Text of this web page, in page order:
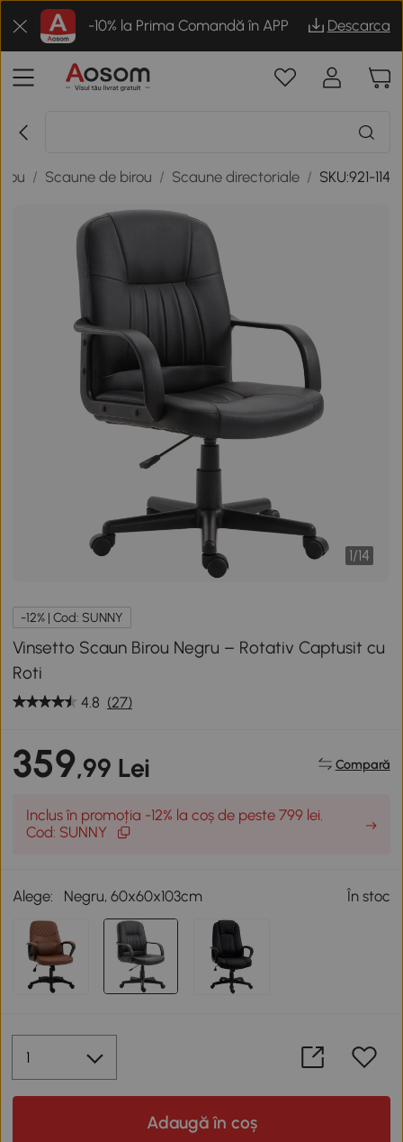
-10% la Prima Comandă în APP Descarca
/ Scaune de birou / Scaune directoriale / SKU:921-114
1/14
-12% | Cod: SUNNY
Vinsetto Scaun Birou Negru – Rotativ Captusit cu
Roti
4.8 (27)
359,99 Lei Compară
Inclus în promoția -12% la coș de peste 799 lei.
Cod: SUNNY
Alege: Negru, 60x60x103cm În stoc
Adaugă în coș